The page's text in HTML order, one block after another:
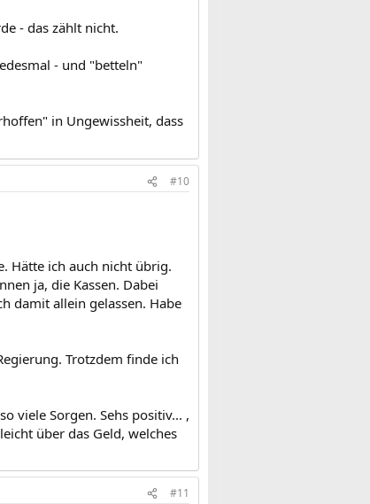
- das zählt nicht.
- und "betteln"
in Ungewissheit, dass
#10
Hätte ich auch nicht übrig.
ja, die Kassen. Dabei
damit allein gelassen. Habe
Trotzdem finde ich
viele Sorgen. Sehs positiv... ,
über das Geld, welches
#11